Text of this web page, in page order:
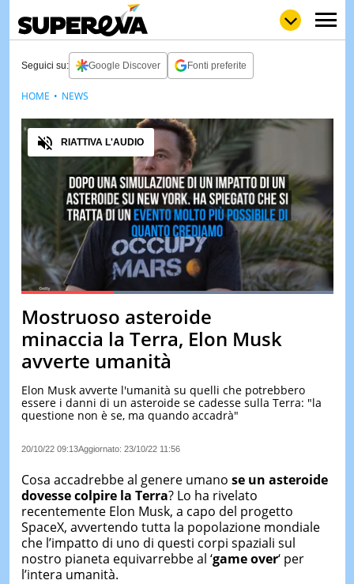
LOLGULP
LOVE
WOWPOP
NEWS
& TV
QUIZ
&
TEST
DI
IERI
Seguici su: Google Discover Fonti preferite
Pause Unmute
Loaded:100.00%
Audio
RIATTIVA L'AUDIO
Mostruoso asteroide
minaccia la Terra, Elon Musk
avverte umanità
Elon Musk avverte l'umanità su quelli che potrebbero
essere i danni di un asteroide se cadesse sulla Terra: "la
questione non è se, ma quando accadrà"
20/10/22 09:13Aggiornato: 23/10/22 11:56
HOME NEWS
Cosa accadrebbe al genere umano se un asteroide
dovesse colpire la Terra? Lo ha rivelato
recentemente Elon Musk, a capo del progetto
SpaceX, avvertendo tutta la popolazione mondiale
che l’impatto di uno di questi corpi spaziali sul
nostro pianeta equivarrebbe al ‘game over‘ per
l’intera umanità.